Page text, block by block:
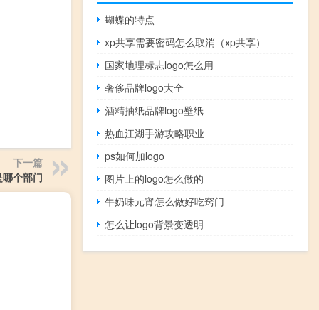
下一篇
个部门
蝴蝶的特点
xp共享需要密码怎么取消（xp共享）
国家地理标志logo怎么用
奢侈品牌logo大全
酒精抽纸品牌logo壁纸
热血江湖手游攻略职业
ps如何加logo
图片上的logo怎么做的
牛奶味元宵怎么做好吃窍门
怎么让logo背景变透明